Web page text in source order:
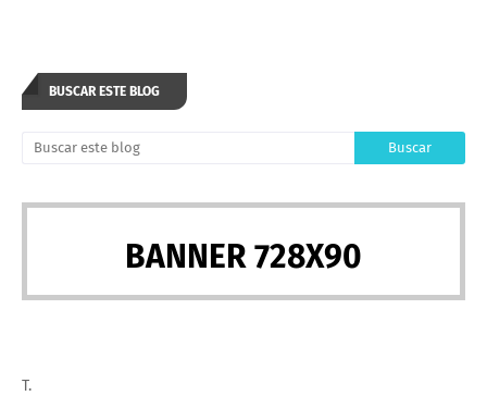
BUSCAR ESTE BLOG
BANNER 728X90
T.